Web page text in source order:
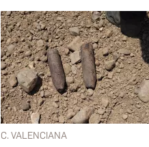
C. VALENCIANA